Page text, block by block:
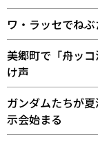
ワ・ラッセでね
美郷町で「舟ッ
け声
ガンダムたちが
示会始まる